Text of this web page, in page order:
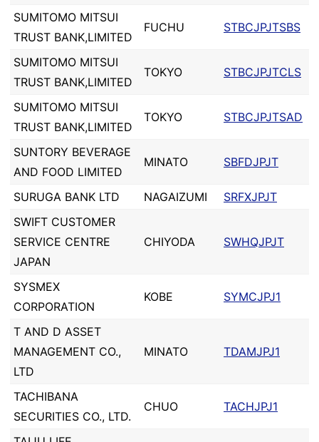
SUMITOMO MITSUI
TRUST BANK,LIMITED
FUCHU STBCJPJTSBS
SUMITOMO MITSUI
TRUST BANK,LIMITED
TOKYO STBCJPJTCLS
SUMITOMO MITSUI
TRUST BANK,LIMITED
TOKYO STBCJPJTSAD
SUNTORY BEVERAGE
AND FOOD LIMITED
MINATO SBFDJPJT
SURUGA BANK LTD NAGAIZUMI
SRFXJPJT
SWIFT CUSTOMER
SERVICE CENTRE
JAPAN
CHIYODA SWHQJPJT
SYSMEX
CORPORATION
KOBE SYMCJPJ1
T AND D ASSET
MANAGEMENT CO.,
LTD
MINATO TDAMJPJ1
TACHIBANA
SECURITIES CO., LTD.
CHUO TACHJPJ1